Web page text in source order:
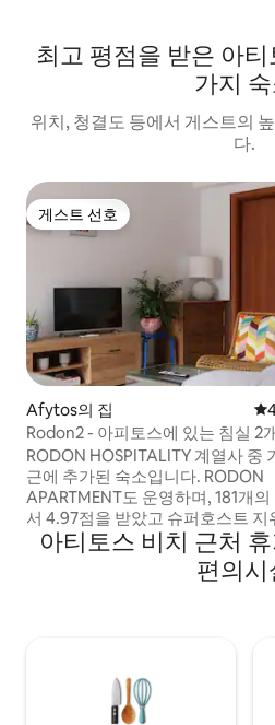
최고 평점을 받은 아
가지
위치, 청결도 등에서 게스트의
다.
게스트 선호
게스트 선호
Afytos의 집 평
Rodon2 - 아피토스에 있는 침실 2
RODON HOSPITALITY 계열사 중
근에 추가된 숙소입니다. RODON
APARTMENT도 운영하며, 181개의
서 4.97점을 받았고 슈퍼호스트 지
유하고 있습니다! 침실 2개가 있는 완전히
리노베이션된 아파트로, 게스트가
게 숙박하는 데 필요한 모든 것을 갖
아티토스 비치 근처
편의시